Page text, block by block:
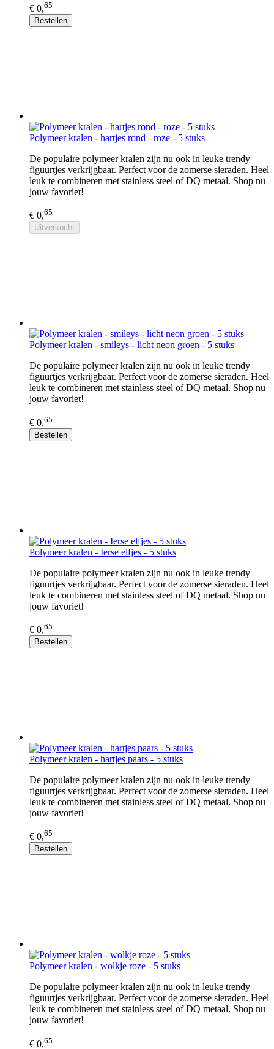
€ 0,65
Bestellen
Polymeer kralen - hartjes rond - roze - 5 stuks
De populaire polymeer kralen zijn nu ook in leuke trendy
figuurtjes verkrijgbaar. Perfect voor de zomerse sieraden. Heel
leuk te combineren met stainless steel of DQ metaal. Shop nu
jouw favoriet!
€ 0,65
Uitverkocht
Polymeer kralen - smileys - licht neon groen - 5 stuks
De populaire polymeer kralen zijn nu ook in leuke trendy
figuurtjes verkrijgbaar. Perfect voor de zomerse sieraden. Heel
leuk te combineren met stainless steel of DQ metaal. Shop nu
jouw favoriet!
€ 0,65
Bestellen
Polymeer kralen - Ierse elfjes - 5 stuks
De populaire polymeer kralen zijn nu ook in leuke trendy
figuurtjes verkrijgbaar. Perfect voor de zomerse sieraden. Heel
leuk te combineren met stainless steel of DQ metaal. Shop nu
jouw favoriet!
€ 0,65
Bestellen
Polymeer kralen - hartjes paars - 5 stuks
De populaire polymeer kralen zijn nu ook in leuke trendy
figuurtjes verkrijgbaar. Perfect voor de zomerse sieraden. Heel
leuk te combineren met stainless steel of DQ metaal. Shop nu
jouw favoriet!
€ 0,65
Bestellen
Polymeer kralen - wolkje roze - 5 stuks
De populaire polymeer kralen zijn nu ook in leuke trendy
figuurtjes verkrijgbaar. Perfect voor de zomerse sieraden. Heel
leuk te combineren met stainless steel of DQ metaal. Shop nu
jouw favoriet!
€ 0,65